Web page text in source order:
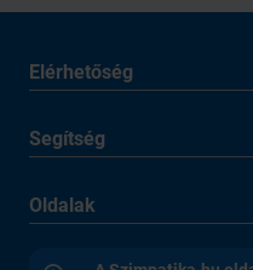
Elérhetőség
Segítség
Oldalak